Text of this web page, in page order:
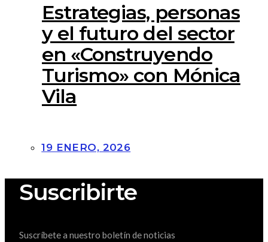
Estrategias, personas
y el futuro del sector
en «Construyendo
Turismo» con Mónica
Vila
19 ENERO, 2026
Suscribirte
Suscríbete a nuestro boletín de noticias